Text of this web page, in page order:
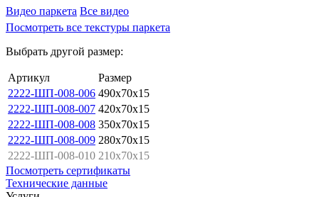
Видео паркета Все видео
Посмотреть все текстуры паркета
Выбрать другой размер:
Артикул
Размер
2222-ШП-008-006 490x70x15
2222-ШП-008-007 420x70x15
2222-ШП-008-008 350x70x15
2222-ШП-008-009 280x70x15
2222-ШП-008-010 210x70x15
Посмотреть сертификаты
Технические данные